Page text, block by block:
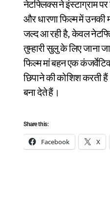
नेटफ्लिक्स ने इंस्टाग्राम
और धारणा फिल्म में उनकी
जल्द आ रही है, केवल
तुम्हारी सुलु के लिए जाना
फिल्म मां बहन एक
छिपाने की कोशिश करती
बना देते हैं।
Share this:
Facebook X